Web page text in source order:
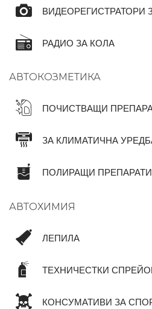
ВИДЕОРЕГИСТРАТОРИ
РАДИО ЗА КОЛА
АВТОКОЗМЕТИКА
ПОЧИСТВАЩИ
ЗА КЛИМАТИЧНА
ПОЛИРАЩИ ПРЕПАРАТИ
АВТОХИМИЯ
ЛЕПИЛА
ТЕХНИЧЕСТКИ
КОНСУМАТИВИ ЗА